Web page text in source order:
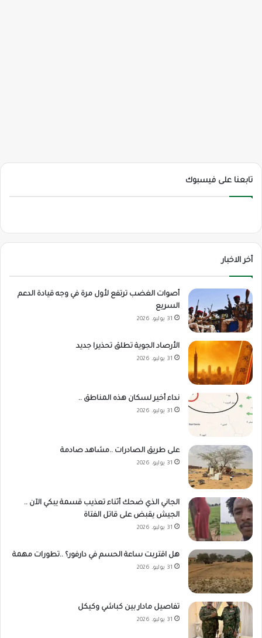
تابعنا على فيسبوك
أخر الاخبار
أصوات الغضب ترتفع لأول مرة في وجه قيادة الدعم
السريع
31 يوليو، 2026
الأرصاد الجوية تطلق تحذيرا جديد
31 يوليو، 2026
نداء أخير لسكان هذه المناطق ..
31 يوليو، 2026
على طريق الصادرات ..مشاهد صادمة
31 يوليو، 2026
الجاني الذي ضحك أثناء تعذيب قسمة يبكي الآن ..
الجيش يقبض على قاتل الفتاة
31 يوليو، 2026
هل اقتربت ساعة الحسم في دارفور؟ ..تطورات مهمة
31 يوليو، 2026
تفاصيل مادار بين كباشي وكيكل
31 يوليو، 2026